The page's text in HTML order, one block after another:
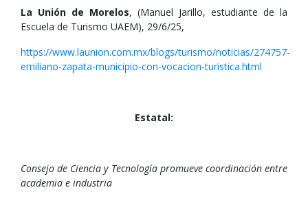
La Unión de Morelos, (Manuel Jarillo, estudiante de la
Escuela de Turismo UAEM), 29/6/25,
https://www.launion.com.mx/blogs/turismo/noticias/274757-
emiliano-zapata-municipio-con-vocacion-turistica.html
Estatal:
Consejo de Ciencia y Tecnología promueve coordinación entre
academia e industria